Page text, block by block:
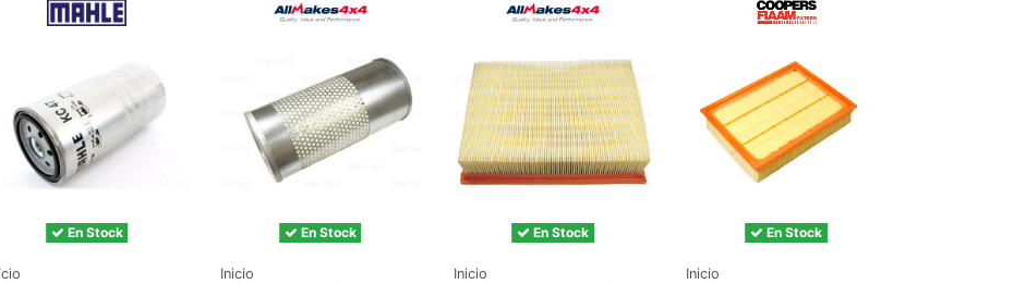
En Stock En Stock
Inicio
En Stock
Inicio
En Stock
Inicio